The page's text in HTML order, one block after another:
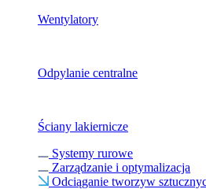
Wentylatory
Odpylanie centralne
Ściany lakiernicze
Systemy rurowe
Zarządzanie i optymalizacja
Odciąganie tworzyw